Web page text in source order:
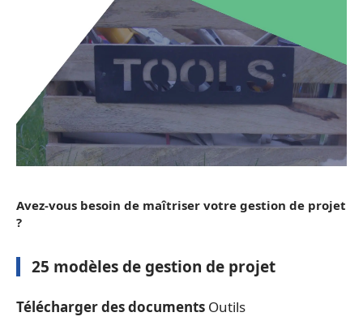
Avez-vous besoin de maîtriser votre gestion de projet
?
25 modèles de gestion de projet
Télécharger des documents Outils